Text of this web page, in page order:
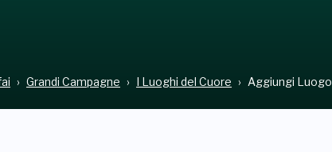
Grandi Campagne I Luoghi del Cuore Aggiungi Luogo